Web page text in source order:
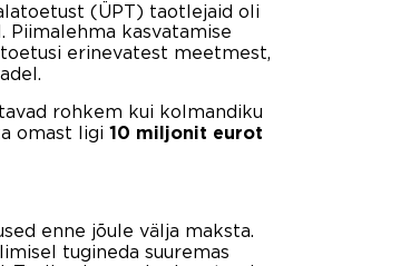
(ÜPT) taotlejaid oli
Piimalehma kasvatamise
erinevatest meetmest,
rohkem kui kolmandiku
omast ligi 10 miljonit eurot
enne jõule välja maksta.
tugineda suuremas